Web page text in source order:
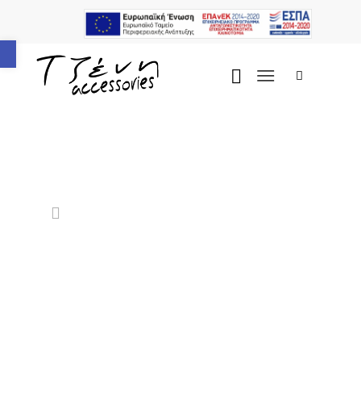
Ανοίξτε τη γραμμή εργαλείων